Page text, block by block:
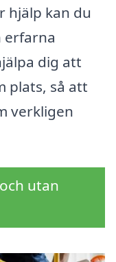
hjälp kan du
erfarna
dig att
plats, så att
verkligen
utan